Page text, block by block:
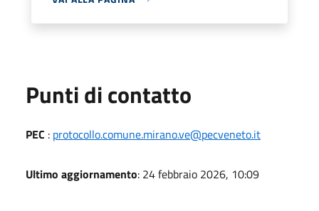
Punti di contatto
PEC : protocollo.comune.mirano.ve@pecveneto.it
Ultimo aggiornamento: 24 febbraio 2026, 10:09